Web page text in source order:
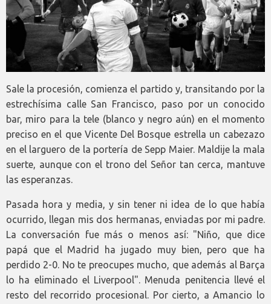
Sale la procesión, comienza el partido y, transitando por la
estrechísima calle San Francisco, paso por un conocido
bar, miro para la tele (blanco y negro aún) en el momento
preciso en el que Vicente Del Bosque estrella un cabezazo
en el larguero de la portería de Sepp Maier. Maldije la mala
suerte, aunque con el trono del Señor tan cerca, mantuve
las esperanzas.
Pasada hora y media, y sin tener ni idea de lo que había
ocurrido, llegan mis dos hermanas, enviadas por mi padre.
La conversación fue más o menos así: "Niño, que dice
papá que el Madrid ha jugado muy bien, pero que ha
perdido 2-0. No te preocupes mucho, que además al Barça
lo ha eliminado el Liverpool". Menuda penitencia llevé el
resto del recorrido procesional. Por cierto, a Amancio lo